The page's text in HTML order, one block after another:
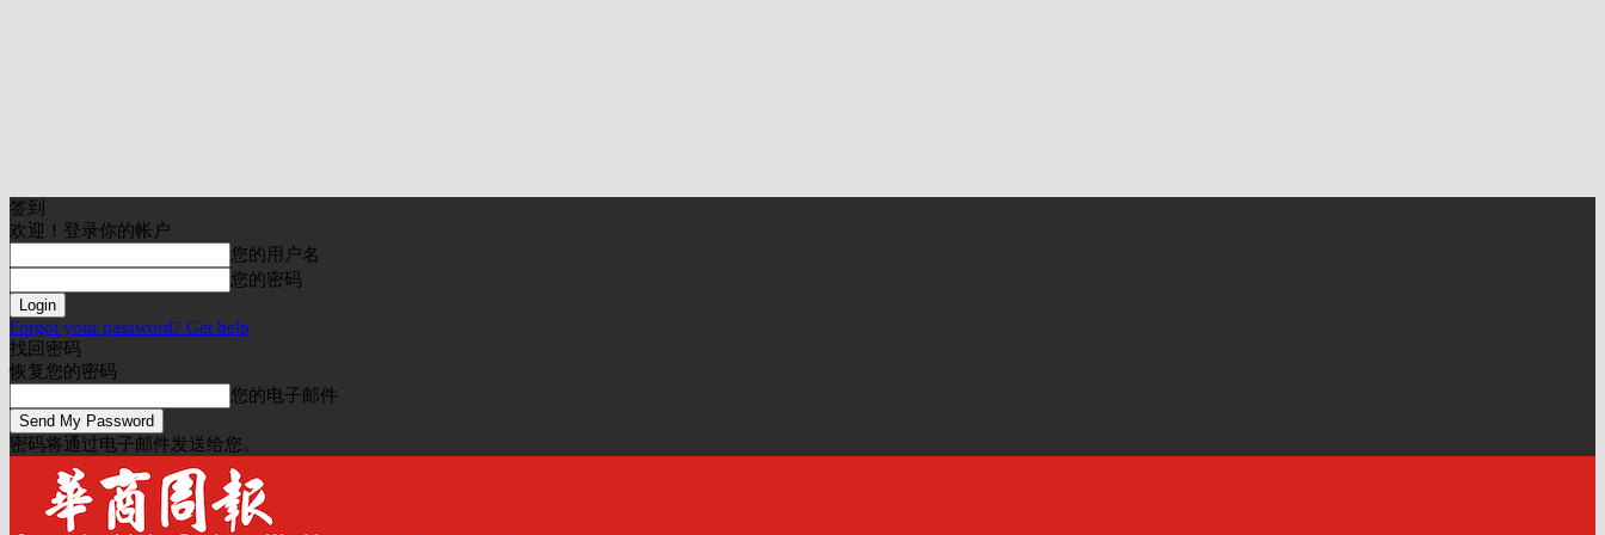
签到
欢迎！登录你的帐户
您的用户名
您的密码
Forgot your password? Get help
找回密码
恢复您的密码
您的电子邮件
密码将通过电子邮件发送给您。